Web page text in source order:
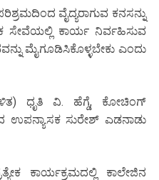
ವೈದ್ಯರಾಗುವ ಕನಸನ್ನು
ಸೇವೆಯಲ್ಲಿ ಕಾರ್ಯ ನಿರ್ವಹಿಸುವ
ಮೈಗೂಡಿಸಿಕೊಳ್ಳಬೇಕು ಎಂದು
ಧೃತಿ ವಿ. ಹೆಗ್ಡೆ, ಕೋಚಿಂಗ್
ಉಪನ್ಯಾಸಕ ಸುರೇಶ್ ಎಡನಾಡು
ಕಾರ್ಯಕ್ರಮದಲ್ಲಿ ಕಾಲೇಜಿನ